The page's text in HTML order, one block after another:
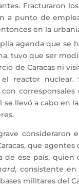
Fracturaron
a punto de
en la
agenda que se
tuvo que ser
de Caracas ni
el reactor
con
se llevó a cabo en
consideraron
que
de ese país,
consistente
militares del